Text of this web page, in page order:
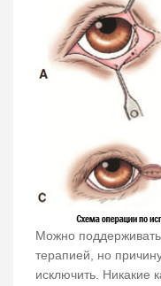
Можно
терапией, но
исключить. Никакие